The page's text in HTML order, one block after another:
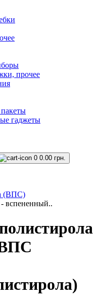
прочее
гаджеты
0 0.00 грн.
(ВПС)
вспененный..